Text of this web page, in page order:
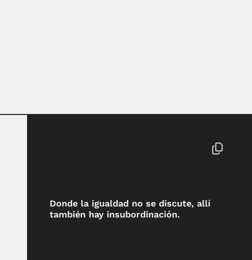
Donde la igualdad no se discute, allí
también hay insubordinación.